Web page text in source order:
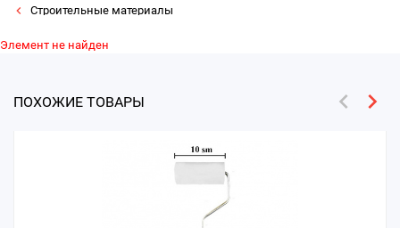
Строительные материалы
Элемент не найден
ПОХОЖИЕ ТОВАРЫ